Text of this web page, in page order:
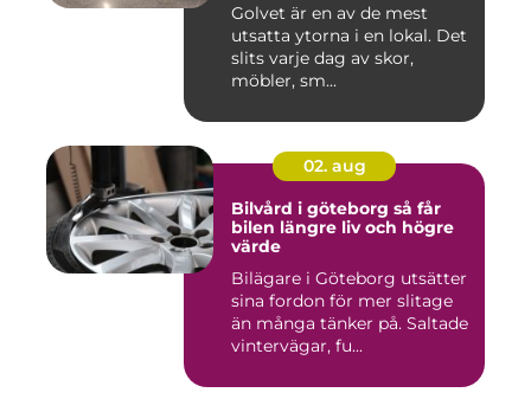
Golvet är en av de mest
utsatta ytorna i en lokal. Det
slits varje dag av skor,
möbler, sm...
02. aug
Bilvård i göteborg så får
bilen längre liv och högre
värde
Bilägare i Göteborg utsätter
sina fordon för mer slitage
än många tänker på. Saltade
vintervägar, fu...